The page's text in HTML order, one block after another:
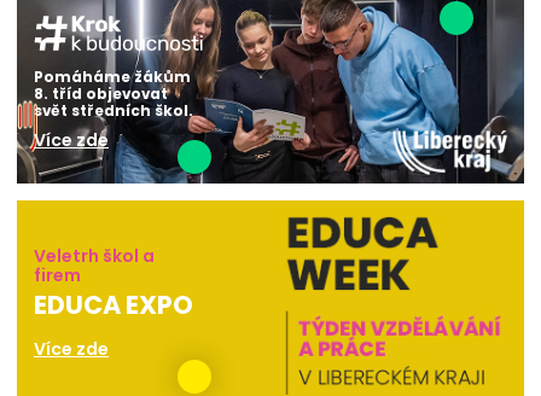
Pomáháme žákům
8. tříd objevovat
svět středních škol.
Více zde
Veletrh škol a
firem
EDUCA EXPO
Více zde